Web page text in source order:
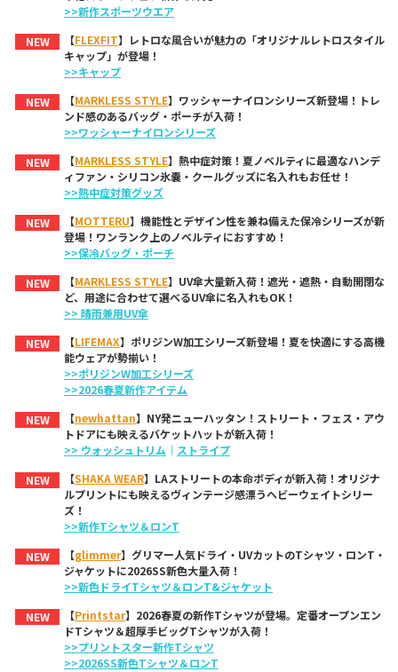
>>新作スポーツウエア
NEW
【FLEXFIT】レトロな風合いが魅力の「オリジナルレトロスタイル
キャップ」が登場！
>>キャップ
NEW
【MARKLESS STYLE】ワッシャーナイロンシリーズ新登場！トレ
ンド感のあるバッグ・ポーチが入荷！
>>ワッシャーナイロンシリーズ
NEW
【MARKLESS STYLE】熱中症対策！夏ノベルティに最適なハンデ
ィファン・シリコン氷嚢・クールグッズに名入れもお任せ！
>>熱中症対策グッズ
NEW
【MOTTERU】機能性とデザイン性を兼ね備えた保冷シリーズが新
登場！ワンランク上のノベルティにおすすめ！
>>保冷バッグ・ポーチ
NEW
【MARKLESS STYLE】UV傘大量新入荷！遮光・遮熱・自動開閉な
ど、用途に合わせて選べるUV傘に名入れもOK！
>> 晴雨兼用UV傘
NEW
【LIFEMAX】ポリジンW加工シリーズ新登場！夏を快適にする高機
能ウェアが勢揃い！
>>ポリジンW加工シリーズ
>>2026春夏新作アイテム
NEW
【newhattan】NY発ニューハッタン！ストリート・フェス・アウ
トドアにも映えるバケットハットが新入荷！
>> ウォッシュトリム ｜ ストライプ
NEW
【SHAKA WEAR】LAストリートの本命ボディが新入荷！オリジナ
ルプリントにも映えるヴィンテージ感漂うヘビーウェイトシリー
ズ！
>>新作Tシャツ＆ロンT
NEW
【glimmer】グリマー人気ドライ・UVカットのTシャツ・ロンT・
ジャケットに2026SS新色大量入荷！
>>新色ドライTシャツ＆ロンT&ジャケット
NEW
【Printstar】2026春夏の新作Tシャツが登場。定番オープンエン
ドTシャツ＆超厚手ビッグTシャツが入荷！
>>プリントスター新作Tシャツ
>>2026SS新色Tシャツ＆ロンT